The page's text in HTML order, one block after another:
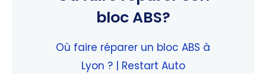
bloc ABS?
Où faire réparer un bloc ABS à
Lyon ? | Restart Auto